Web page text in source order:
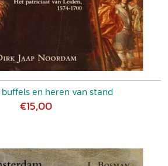
en heren van stand
€15,00